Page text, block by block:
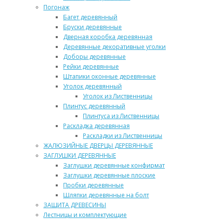
Погонаж
Багет деревянный
Бруски деревянные
Дверная коробка деревянная
Деревянные декоративные уголки
Доборы деревянные
Рейки деревянные
Штапики оконные деревянные
Уголок деревянный
Уголок из Лиственницы
Плинтус деревянный
Плинтуса из Лиственницы
Раскладка деревянная
Раскладки из Лиственницы
ЖАЛЮЗИЙНЫЕ ДВЕРЦЫ ДЕРЕВЯННЫЕ
ЗАГЛУШКИ ДЕРЕВЯННЫЕ
Заглушки деревянные конфирмат
Заглушки деревянные плоские
Пробки деревянные
Шляпки деревянные на болт
ЗАЩИТА ДРЕВЕСИНЫ
Лестницы и комплектующие